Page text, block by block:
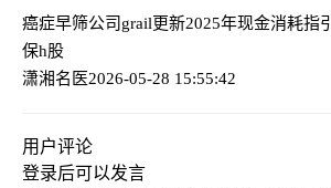
癌症早筛公司grail更新2025年现金消耗指引
保h股
潇湘名医2026-05-28 15:55:42
用户评论
登录后可以发言